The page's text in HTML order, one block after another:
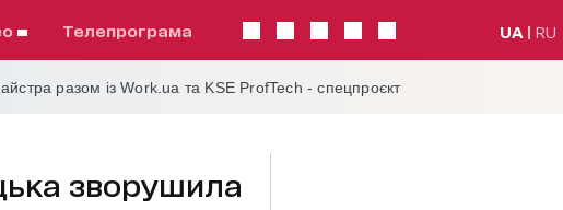
телепрограма UA RU
разом із Work.ua та KSE ProfTech - спецпроєкт
зворушила